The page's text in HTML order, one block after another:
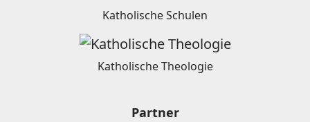
Katholische Schulen
Katholische Theologie
Partner